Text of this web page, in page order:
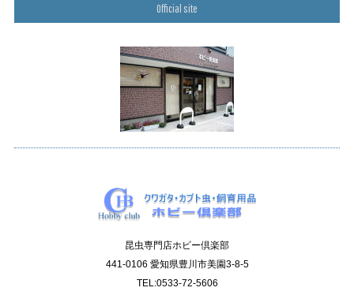
Official site
昆虫専門店ホビー倶楽部
441-0106 愛知県豊川市美園3-8-5
TEL:0533-72-5606